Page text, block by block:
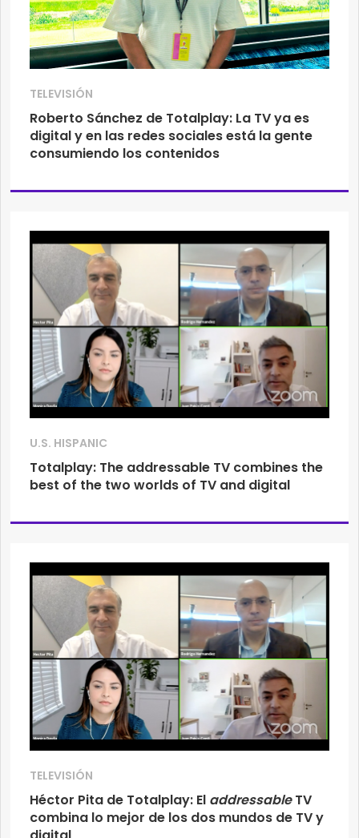
TELEVISIÓN
Roberto Sánchez de Totalplay: La TV ya es
digital y en las redes sociales está la gente
consumiendo los contenidos
U.S. HISPANIC
Totalplay: The addressable TV combines the
best of the two worlds of TV and digital
TELEVISIÓN
Héctor Pita de Totalplay: El addressableTV
combina lo mejor de los dos mundos de TV y